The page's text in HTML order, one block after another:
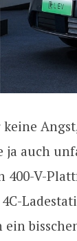
keine
ja auch
400-V-
ein